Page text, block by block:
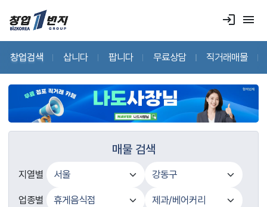
login menu
창업검색 삽니다 팝니다 무료상담 직거래매물
매물 검색
지열별
업종별